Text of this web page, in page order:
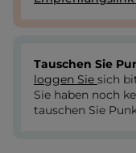
Tauschen Sie
loggen Sie sich
Sie haben noch
tauschen Sie